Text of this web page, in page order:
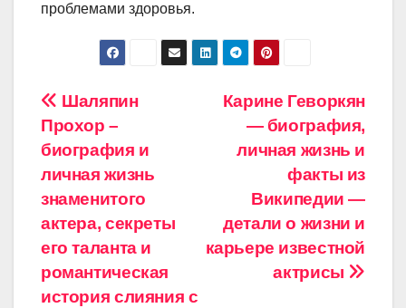
проблемами здоровья.
Навигация
по
записям
Карине Геворкян
— биография,
личная жизнь и
факты из
Википедии —
детали о жизни и
карьере известной
актрисы
Шаляпин
Прохор –
биография и
личная жизнь
знаменитого
актера, секреты
его таланта и
романтическая
история слияния с